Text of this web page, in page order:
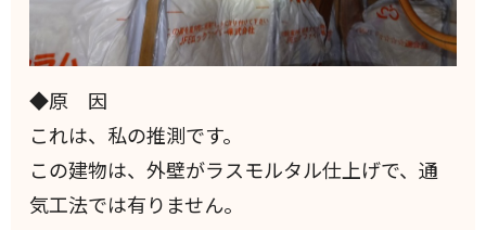
◆原 因
これは、私の推測です。
この建物は、外壁がラスモルタル仕上げで、通
気工法では有りません。